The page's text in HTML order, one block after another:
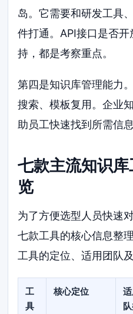
岛。它需要和研发工具
件打通。API接口是否
持，都是考察重点。
第四是知识库管理能力
搜索、模板复用。企业
助员工快速找到所需信
七款主流知识
览
为了方便选型人员快速
七款工具的核心信息整
工具的定位、适用团队
工
具
核心定位